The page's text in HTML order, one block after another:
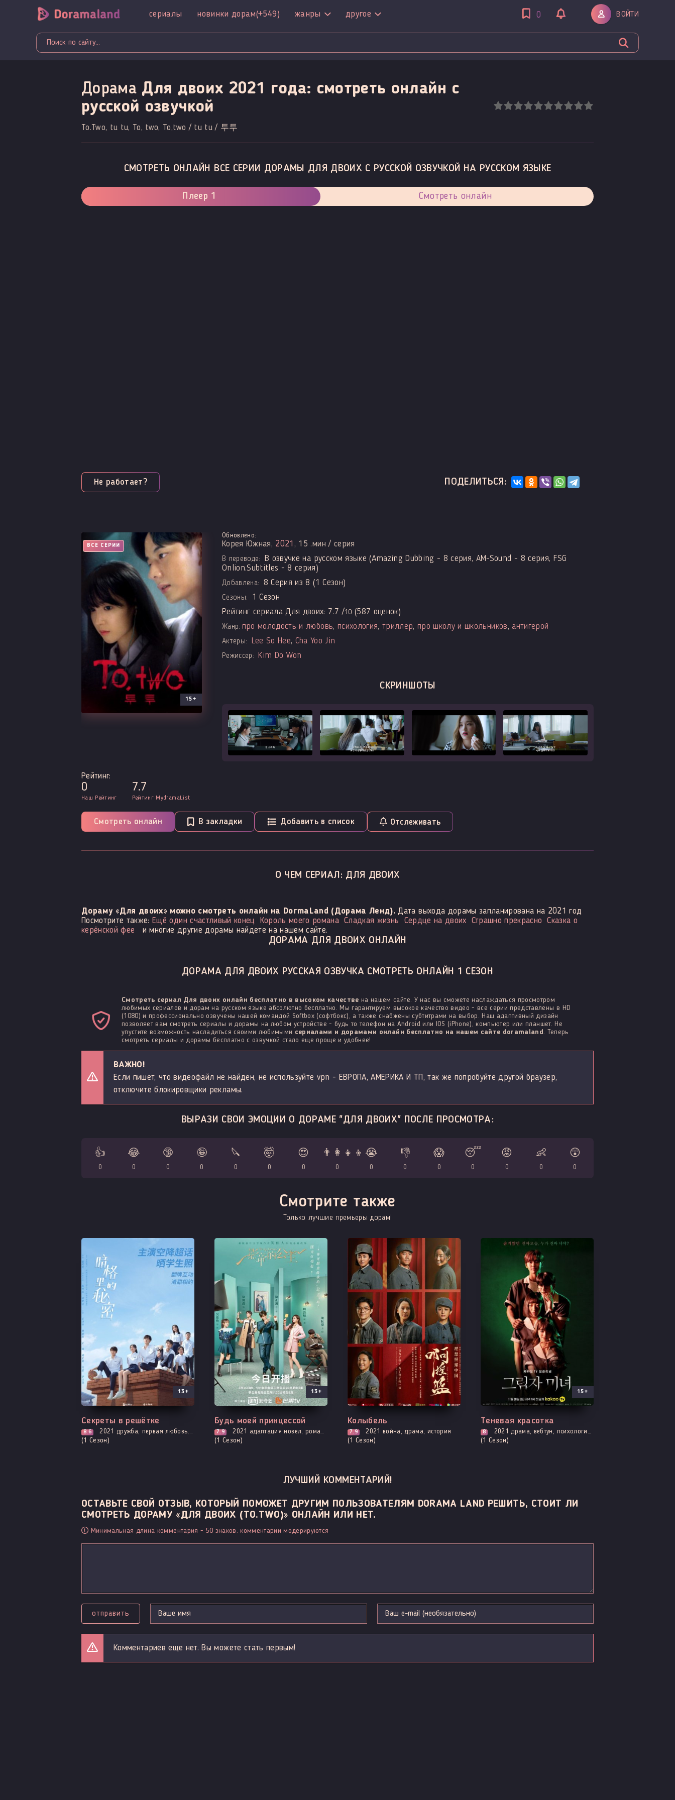
сериалы новинки дорам(+549) жанры другое 0 ВОЙТИ
Дорама Для двоих 2021 года: смотреть онлайн c
русской озвучкой
To.Two, tu tu, To, two, To,two / tu tu / 투투
СМОТРЕТЬ ОНЛАЙН ВСЕ СЕРИИ ДОРАМЫ ДЛЯ ДВОИХ С РУССКОЙ ОЗВУЧКОЙ НА РУССКОМ ЯЗЫКЕ
Плеер 1 Смотреть онлайн
Не работает? ПОДЕЛИТЬСЯ:
ВСЕ СЕРИИ
15+
Обновлено:
Корея Южная, 2021 , 15 .мин / серия
В переводе:
В озвучке на русском языке (Amazing Dubbing - 8 серия, AM-Sound - 8 серия, FSG
Onlion.Subtitles - 8 серия)
Добавлена: 8 Серия из 8 (1 Сезон)
Сезоны:
1 Сезон
Рейтинг сериала Для двоих: 7.7 /10 (587 оценок)
Жанр: про молодость и любовь, психология, триллер,про школу и школьников, антигерой
Актеры: Lee So Hee, Cha Yoo Jin
Режиссер: Kim Do Won
СКРИНШОТЫ
Рейтинг:
0
Наш Рейтинг
7.7
Рейтинг MydramaList
Смотреть онлайн В закладки Добавить в список Отслеживать
О ЧЕМ СЕРИАЛ: ДЛЯ ДВОИХ
Дораму «Для двоих» можно смотреть онлайн на DormaLand (Дорама Ленд). Дата выхода дорамы запланирована на 2021 год
Посмотрите также: Ещё один счастливый конец Король моего романа Сладкая жизнь Сердце на двоих Страшно прекрасно
Сказка о
керёнской фее
и многие другие дорамы найдете на нашем сайте.
ДОРАМА ДЛЯ ДВОИХ ОНЛАЙН
ДОРАМА ДЛЯ ДВОИХ РУССКАЯ ОЗВУЧКА СМОТРЕТЬ ОНЛАЙН 1 СЕЗОН
Смотреть сериал Для двоих онлайн бесплатно в высоком качестве на нашем сайте. У нас вы сможете наслаждаться просмотром
любимых сериалов и дорам на русском языке абсолютно бесплатно. Мы гарантируем высокое качество видео - все серии представлены в HD
(1080) и профессионально озвучены нашей командой Softbox (софтбокс), а также снабжены субтитрами на выбор. Наш адаптивный дизайн
позволяет вам смотреть сериалы и дорамы на любом устройстве - будь то телефон на Android или IOS (iPhone), компьютер или планшет. Не
упустите возможность насладиться своими любимыми сериалами и дорамами онлайн бесплатно на нашем сайте doramaland. Теперь
смотреть сериалы и дорамы бесплатно с озвучкой стало еще проще и удобнее!
ВАЖНО!
Если пишет, что видеофайл не найден, не используйте vpn - ЕВРОПА, АМЕРИКА И ТП, так же попробуйте другой браузер,
отключите блокировщики рекламы.
ВЫРАЗИ СВОИ ЭМОЦИИ О ДОРАМЕ "ДЛЯ ДВОИХ" ПОСЛЕ ПРОСМОТРА:
👍
0
😂
0
🔞
0
🤪
0
🔪
0
🤯
0
😍
0
👨‍👩‍👧‍👦
0
😭
0
👎
0
😱
0
😴
0
😡
0
👶
0
😲
0
Смотрите также
Только лучшие премьеры дорам!
Все серии
13+
Секреты в решётке
8.6 2021 дружба, первая любовь, про молодость и любовь, адаптация новел, повседневность, романтика, про школу и школьников
(1 Сезон)
Все серии
13+
Будь моей принцессой
7.9 2021 адаптация новел, романтика, фэнтези
(1 Сезон)
Все серии
Колыбель
7.9 2021 война, драма, история
(1 Сезон)
Все серии
15+
Теневая красотка
8 2021 драма, вебтун, психология, романтика, триллер, про школу и школьников
(1 Сезон)
ЛУЧШИЙ КОММЕНТАРИЙ!
ОСТАВЬТЕ СВОЙ ОТЗЫВ, КОТОРЫЙ ПОМОЖЕТ ДРУГИМ ПОЛЬЗОВАТЕЛЯМ DORAMA LAND РЕШИТЬ, СТОИТ ЛИ
СМОТРЕТЬ ДОРАМУ «ДЛЯ ДВОИХ (TO.TWO)» ОНЛАЙН ИЛИ НЕТ.
Минимальная длина комментария - 50 знаков. комментарии модерируются
отправить
Комментариев еще нет. Вы можете стать первым!